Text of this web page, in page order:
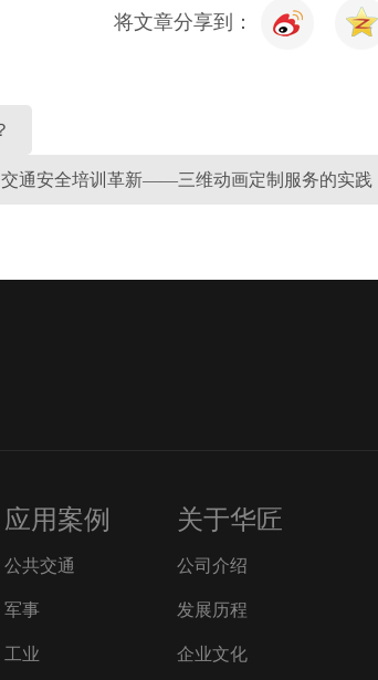
将文章分享到：
通安全培训革新——三维动画定制服务的实践
应用案例
公共交通
军事
工业
关于华匠
公司介绍
发展历程
企业文化